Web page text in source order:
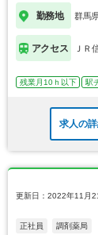
勤務地 群馬
アクセス ＪＲ
残業月10ｈ以下 駅
求人の
更新日：2022年11月
正社員 調剤薬局